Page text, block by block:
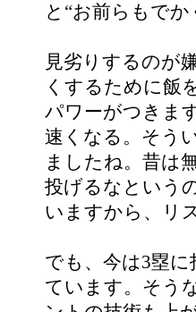
と“お前らもで
見劣りするのが
くするために飯
パワーがつきま
速くなる。そう
ましたね。昔は
投げるなという
いますから、リ
でも、今は3塁
ています。そう